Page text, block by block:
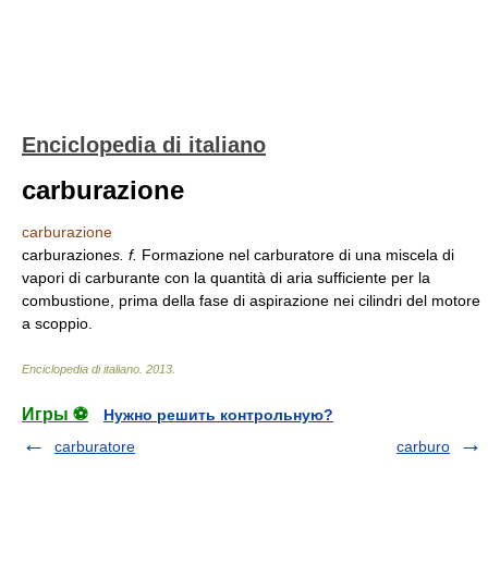
Enciclopedia di italiano
carburazione
carburazione
carburaziones. f. Formazione nel carburatore di una miscela di
vapori di carburante con la quantità di aria sufficiente per la
combustione, prima della fase di aspirazione nei cilindri del motore
a scoppio.
Enciclopedia di italiano 2013
Игры ⚽
Нужно решить контрольную?
carburatore
carburo